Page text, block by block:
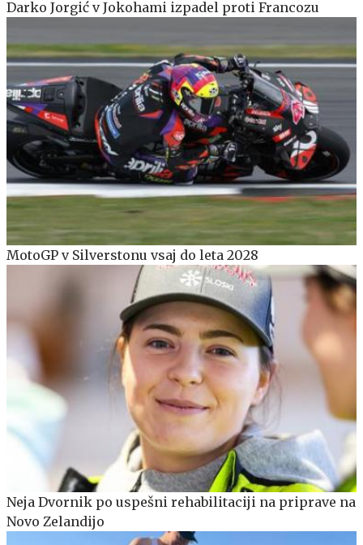
Darko Jorgić v Jokohami izpadel proti Francozu
MotoGP v Silverstonu vsaj do leta 2028
Neja Dvornik po uspešni rehabilitaciji na priprave na
Novo Zelandijo